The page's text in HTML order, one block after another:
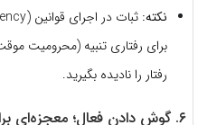
نکته:
برای رفتاری تنبیه (محرومیت
رفتار را نادیده بگیرید.
۶. گوش دادن فعال؛ معجزه‌ای برای آرامش کودک